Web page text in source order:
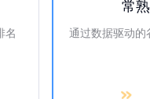
名
常
通过数据驱动的